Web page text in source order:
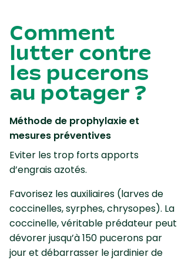
Comment
lutter contre
les pucerons
au potager ?
Méthode de prophylaxie et
mesures préventives
Eviter les trop forts apports
d’engrais azotés.
Favorisez les auxiliaires (larves de
coccinelles, syrphes, chrysopes). La
coccinelle, véritable prédateur peut
dévorer jusqu’à 150 pucerons par
jour et débarrasser le jardinier de